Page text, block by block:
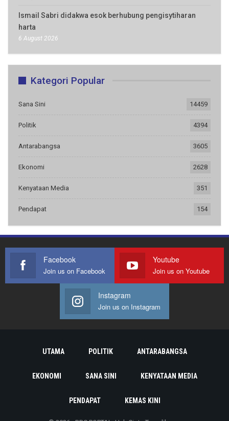
Ismail Sabri didakwa esok berhubung pengisytiharan
harta
6 August 2026
Kategori Popular
Sana Sini 14459
Politik 4394
Antarabangsa 3605
Ekonomi 2628
Kenyataan Media 351
Pendapat 154
Facebook
Join us on Facebook
Youtube
Join us on Youtube
Instagram
Join us on Instagram
UTAMA POLITIK ANTARABANGSA
EKONOMI SANA SINI KENYATAAN MEDIA
PENDAPAT KEMAS KINI